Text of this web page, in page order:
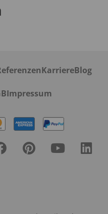
KarriereBlog
Impressum